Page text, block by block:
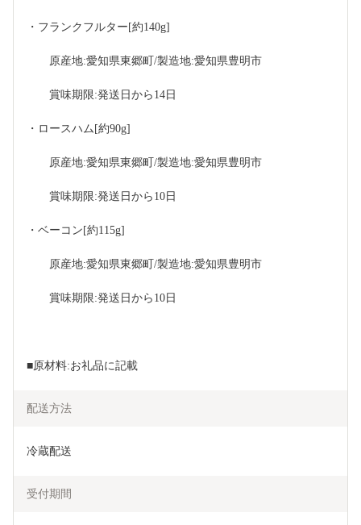
・フランクフルター[約140g]
原産地:愛知県東郷町/製造地:愛知県豊明市
賞味期限:発送日から14日
・ロースハム[約90g]
原産地:愛知県東郷町/製造地:愛知県豊明市
賞味期限:発送日から10日
・ベーコン[約115g]
原産地:愛知県東郷町/製造地:愛知県豊明市
賞味期限:発送日から10日
■原材料:お礼品に記載
配送方法
冷蔵配送
受付期間